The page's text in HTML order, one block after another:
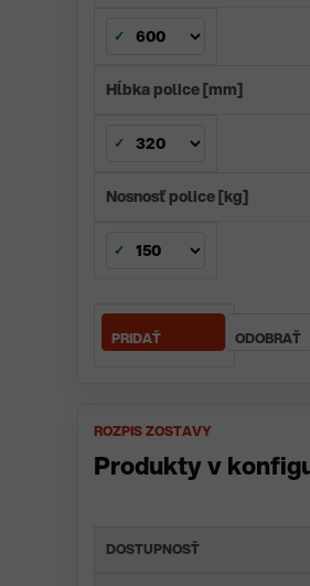
Hĺbka police [mm]
Nosnosť police [kg]
ROZPIS ZOSTAVY
Produkty v
DOSTUPNOSŤ